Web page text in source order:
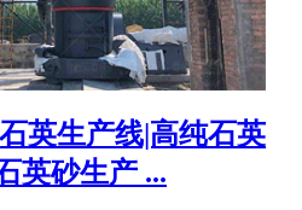
英生产线|高纯石英
英砂生产 ...